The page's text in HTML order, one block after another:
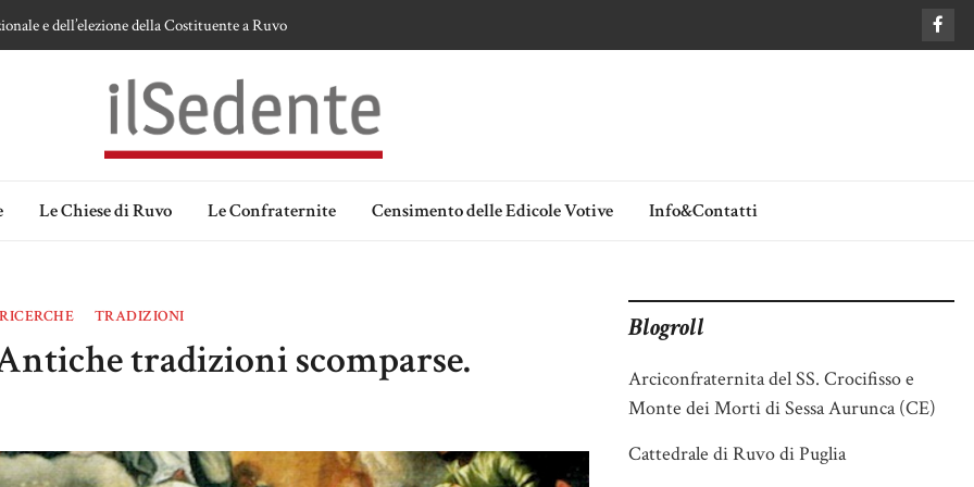
e dell’elezione della Costituente a Ruvo
sulla devozione alla Vergine a Ruvo di Puglia
Madonna delle Grazie di Ruvo di Puglia
Ipotesi e memorie.
Le Chiese di Ruvo Le Confraternite Censimento delle Edicole Votive Info&Contatti
TRADIZIONI
tradizioni scomparse.
Blogroll
Arciconfraternita del SS. Crocifisso e
Monte dei Morti di Sessa Aurunca (CE)
Cattedrale di Ruvo di Puglia